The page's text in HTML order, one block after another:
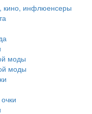
кино, инфлюенсеры
моды
моды